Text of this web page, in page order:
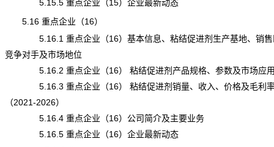
5.15.5 重点企业（15）企业最新动态
5.16 重点企业（16）
5.16.1 重点企业（16）基本信息、粘结促进剂生产基地、销售
竞争对手及市场地位
5.16.2 重点企业（16） 粘结促进剂产品规格、参数及市场应
5.16.3 重点企业（16） 粘结促进剂销量、收入、价格及毛利
（2021-2026）
5.16.4 重点企业（16）公司简介及主要业务
5.16.5 重点企业（16）企业最新动态